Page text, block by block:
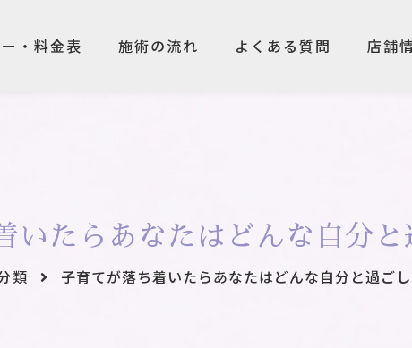
・料金表 施術の流れ よくある質問 店舗
・料金表 施術の流れ よくある質問 店舗
いたらあなたはどんな自分
類 子育てが落ち着いたらあなたはどんな自分と過ご